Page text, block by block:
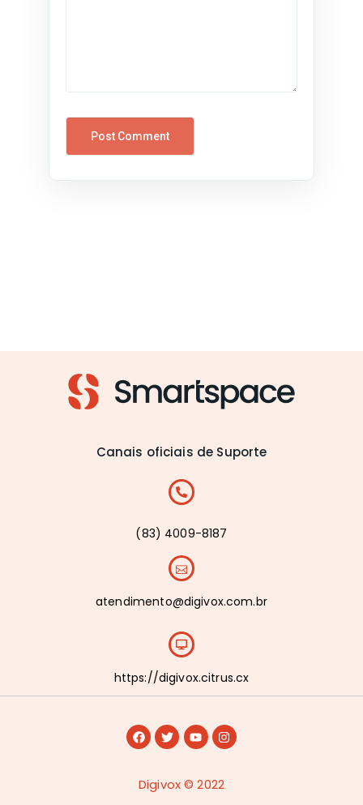
Canais oficiais de Suporte
(83) 4009-8187
atendimento@digivox.com.br
https://digivox.citrus.cx
Digivox © 2022